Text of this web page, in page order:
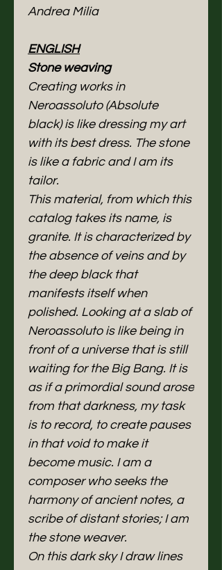
Andrea Milia
ENGLISH
Stone weaving
Creating works in
Neroassoluto (Absolute
black) is like dressing my art
with its best dress. The stone
is like a fabric and I am its
tailor.
This material, from which this
catalog takes its name, is
granite. It is characterized by
the absence of veins and by
the deep black that
manifests itself when
polished. Looking at a slab of
Neroassoluto is like being in
front of a universe that is still
waiting for the Big Bang. It is
as if a primordial sound arose
from that darkness, my task
is to record, to create pauses
in that void to make it
become music. I am a
composer who seeks the
harmony of ancient notes, a
scribe of distant stories; I am
the stone weaver.
On this dark sky I draw lines